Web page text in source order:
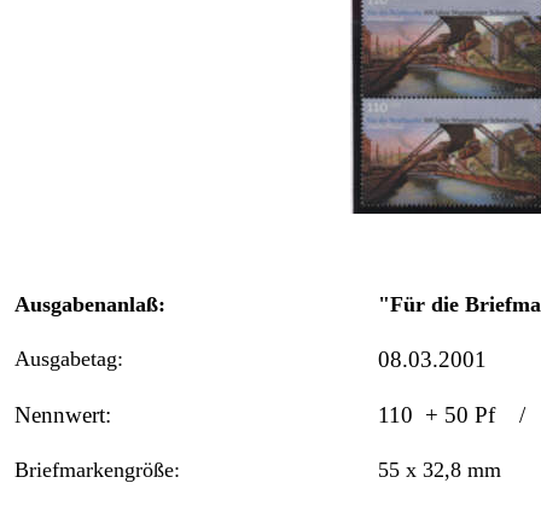
Ausgabenanlaß: "Für die
Ausgabetag: 08.03.2001
Nennwert: 110 + 50 Pf /
Briefmarkengröße: 55 x 32,8 mm